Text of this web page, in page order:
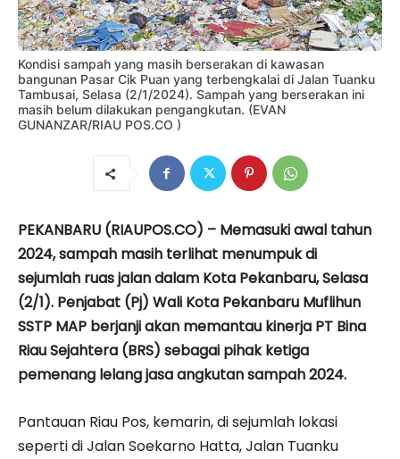
Kondisi sampah yang masih berserakan di kawasan
bangunan Pasar Cik Puan yang terbengkalai di Jalan Tuanku
Tambusai, Selasa (2/1/2024). Sampah yang berserakan ini
masih belum dilakukan pengangkutan. (EVAN
GUNANZAR/RIAU POS.CO )
PEKANBARU (RIAUPOS.CO) – Memasuki awal tahun
2024, sampah masih terlihat menumpuk di
sejumlah ruas jalan dalam Kota Pekanbaru, Selasa
(2/1). Penjabat (Pj) Wali Kota Pekanbaru Muflihun
SSTP MAP berjanji akan memantau kinerja PT Bina
Riau Sejahtera (BRS) sebagai pihak ketiga
pemenang lelang jasa angkutan sampah 2024.
Pantauan Riau Pos, kemarin, di sejumlah lokasi
seperti di Jalan Soekarno Hatta, Jalan Tuanku